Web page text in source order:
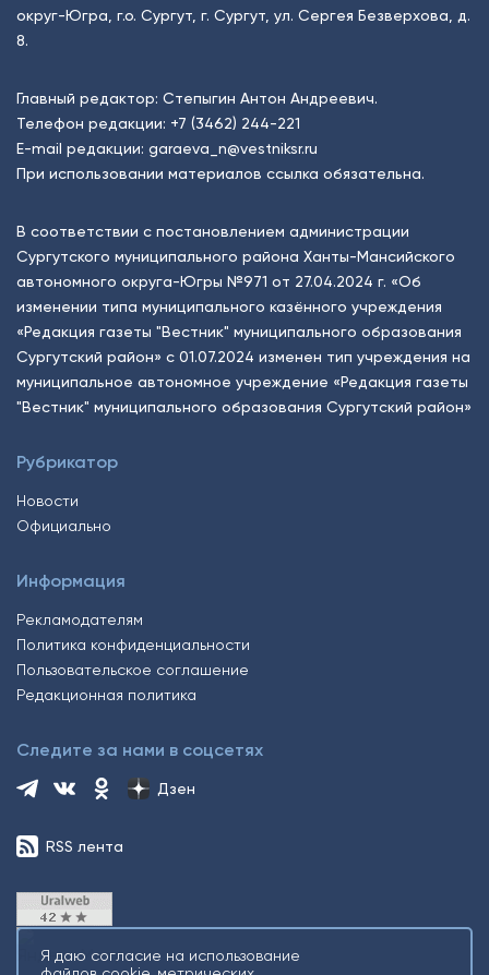
округ-Югра, г.о. Сургут, г. Сургут, ул. Сергея Безверхова, д.
8.
Главный редактор: Степыгин Антон Андреевич.
Телефон редакции: +7 (3462) 244-221
E-mail редакции: garaeva_n@vestniksr.ru
При использовании материалов ссылка обязательна.
В соответствии с постановлением администрации
Сургутского муниципального района Ханты-Мансийского
автономного округа-Югры №971 от 27.04.2024 г. «Об
изменении типа муниципального казённого учреждения
«Редакция газеты "Вестник" муниципального образования
Сургутский район» с 01.07.2024 изменен тип учреждения на
муниципальное автономное учреждение «Редакция газеты
"Вестник" муниципального образования Сургутский район»
Рубрикатор
Новости
Официально
Информация
Рекламодателям
Политика конфиденциальности
Пользовательское соглашение
Редакционная политика
Следите за нами в соцсетях
Дзен
RSS лента
Я даю согласие на использование